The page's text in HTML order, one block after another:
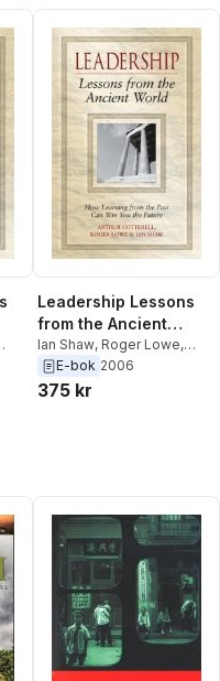
Leadership Lessons
from the Ancient
World
Ian Shaw, Roger Lowe,
Arthur Cotterell
E-bok 2006
375 kr